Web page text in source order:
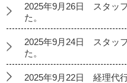
2025年9月26日 スタッ
た。
2025年9月24日 スタッ
た。
2025年9月22日 経理代